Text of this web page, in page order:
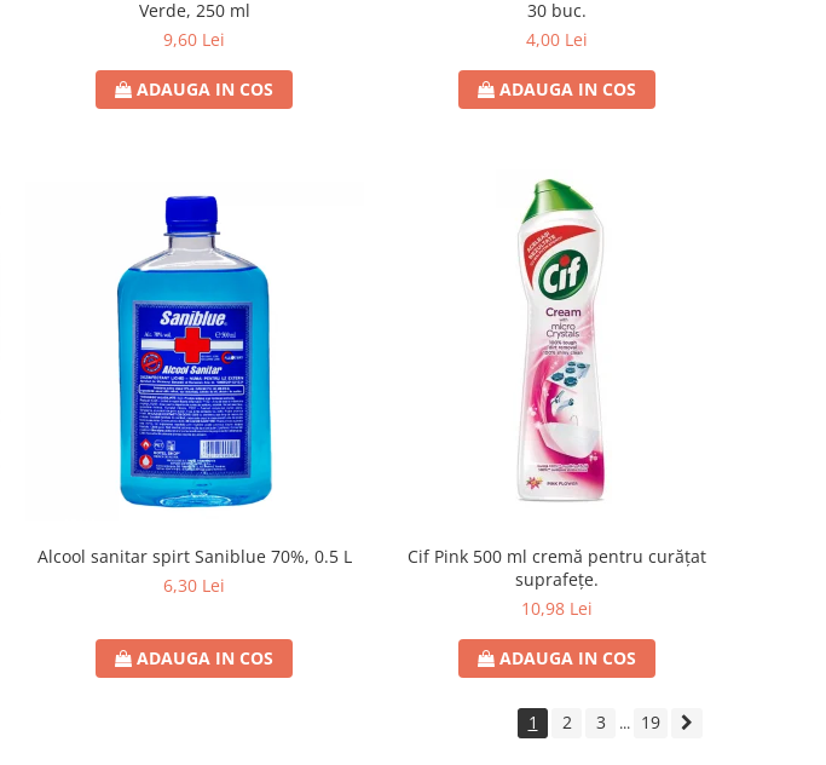
Verde, 250 ml
9,60 Lei
ADAUGA IN COS
30 buc.
4,00 Lei
ADAUGA IN COS
Alcool sanitar spirt Saniblue 70%, 0.5 L
6,30 Lei
ADAUGA IN COS
Cif Pink 500 ml cremă pentru curățat
suprafețe.
10,98 Lei
ADAUGA IN COS
1 2 3 ... 19